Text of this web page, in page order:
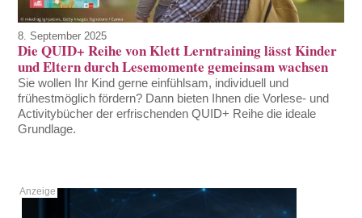
8. September 2025
Die QUID+ Reihe von Klett Lerntraining lässt Kinder
und Eltern durch Lesemomente gemeinsam wachsen
Sie wollen Ihr Kind gerne einfühlsam, individuell und
frühestmöglich fördern? Dann bieten Ihnen die Vorlese- und
Activitybücher der erfrischenden QUID+ Reihe die ideale
Grundlage.